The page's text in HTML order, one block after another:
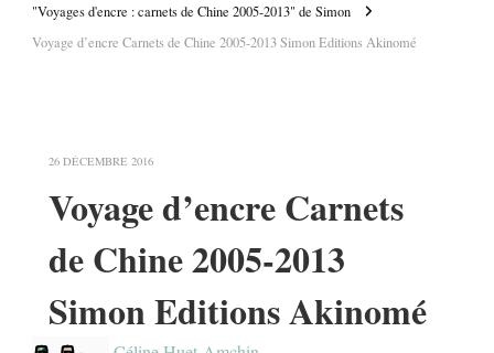
"Voyages d'encre : carnets de Chine 2005-2013" de Simon
Voyage d’encre Carnets de Chine 2005-2013 Simon Editions Akinomé
26 DÉCEMBRE 2016
Voyage d’encre Carnets
de Chine 2005-2013
Simon Editions Akinomé